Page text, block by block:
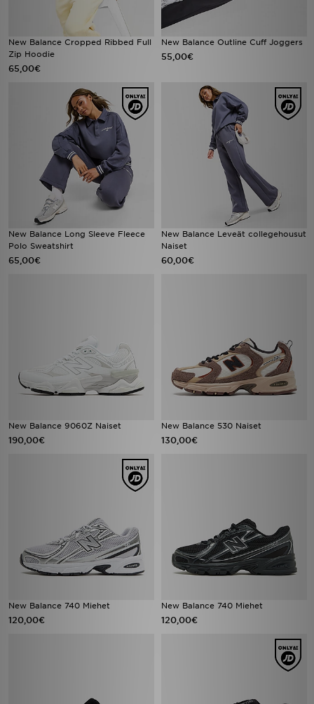
New Balance Cropped Ribbed Full
Zip Hoodie
65,00€
New Balance Outline Cuff Joggers
55,00€
New Balance Long Sleeve Fleece
Polo Sweatshirt
65,00€
New Balance Leveät collegehousut
Naiset
60,00€
New Balance 9060Z Naiset
190,00€
New Balance 530 Naiset
130,00€
New Balance 740 Miehet
120,00€
New Balance 740 Miehet
120,00€